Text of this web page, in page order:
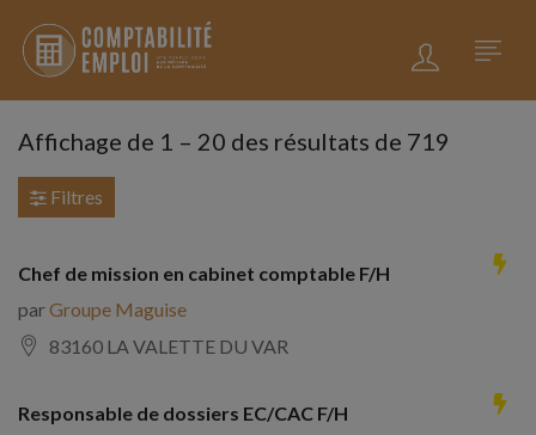
Affichage de 1 – 20 des résultats de 719
Filtres
Chef de mission en cabinet comptable F/H
parGroupe Maguise
83160 LA VALETTE DU VAR
Responsable de dossiers EC/CAC F/H